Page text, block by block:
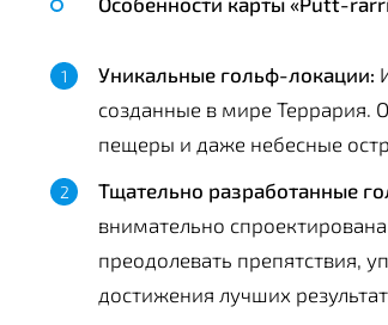
Уникальные гольф-локации:
созданные в мире Террария.
пещеры и даже небесные
Тщательно разработанные
внимательно
преодолевать препятствия,
достижения лучших